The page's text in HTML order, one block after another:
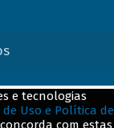
e tecnologias
de Uso e Política de
com estas